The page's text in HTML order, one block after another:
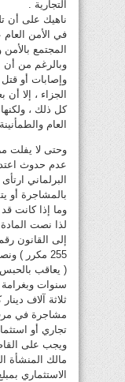
التجارية .
ناهيك على أن
في الأمن
المجتمع بالأمن
وبالرغم من
وإصابات أو
الجزاء ، إلا
كل ذلك ،
العام والطمأنينة
وحتى لا يفلت
عدم حدوث
البرلماني
بالمشاجرة أو
وما إذا كانت
لذا نصت
255 مكرر ) ونصها كالتالي :
( يعاقب
سنوات وبغرامة
ثلاثة آلاف
مشاجرة في
تجاري أو
ويجب على
مالك المنشأة
الاستثماري